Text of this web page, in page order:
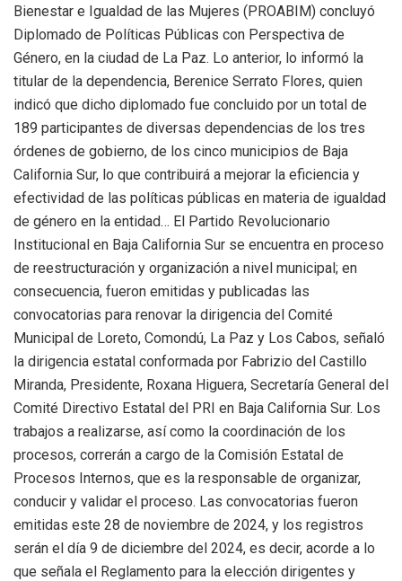
Bienestar e Igualdad de las Mujeres (PROABIM) concluyó
Diplomado de Políticas Públicas con Perspectiva de
Género, en la ciudad de La Paz. Lo anterior, lo informó la
titular de la dependencia, Berenice Serrato Flores, quien
indicó que dicho diplomado fue concluido por un total de
189 participantes de diversas dependencias de los tres
órdenes de gobierno, de los cinco municipios de Baja
California Sur, lo que contribuirá a mejorar la eficiencia y
efectividad de las políticas públicas en materia de igualdad
de género en la entidad… El Partido Revolucionario
Institucional en Baja California Sur se encuentra en proceso
de reestructuración y organización a nivel municipal; en
consecuencia, fueron emitidas y publicadas las
convocatorias para renovar la dirigencia del Comité
Municipal de Loreto, Comondú, La Paz y Los Cabos, señaló
la dirigencia estatal conformada por Fabrizio del Castillo
Miranda, Presidente, Roxana Higuera, Secretaría General del
Comité Directivo Estatal del PRI en Baja California Sur. Los
trabajos a realizarse, así como la coordinación de los
procesos, correrán a cargo de la Comisión Estatal de
Procesos Internos, que es la responsable de organizar,
conducir y validar el proceso. Las convocatorias fueron
emitidas este 28 de noviembre de 2024, y los registros
serán el día 9 de diciembre del 2024, es decir, acorde a lo
que señala el Reglamento para la elección dirigentes y